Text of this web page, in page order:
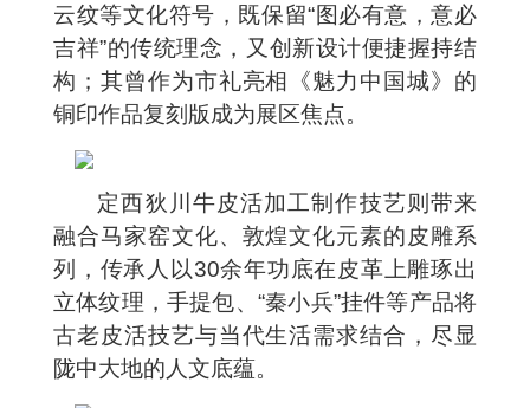
云纹等文化符号，既保留“图必有意，意必
吉祥”的传统理念，又创新设计便捷握持结
构；其曾作为市礼亮相《魅力中国城》的
铜印作品复刻版成为展区焦点。
定西狄川牛皮活加工制作技艺则带来
融合马家窑文化、敦煌文化元素的皮雕系
列，传承人以30余年功底在皮革上雕琢出
立体纹理，手提包、“秦小兵”挂件等产品将
古老皮活技艺与当代生活需求结合，尽显
陇中大地的人文底蕴。